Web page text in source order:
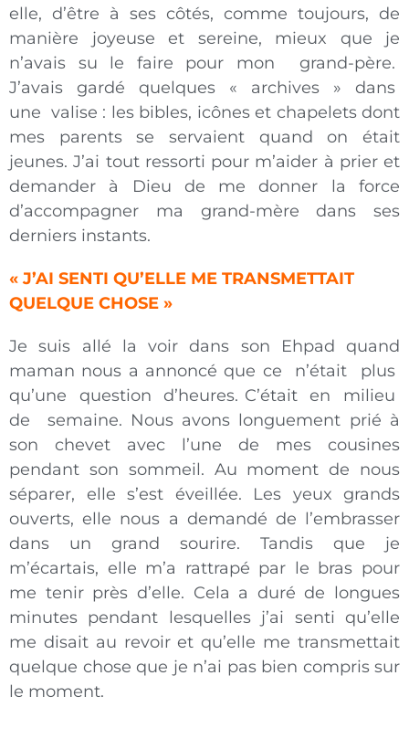
elle, d’être à ses côtés, comme toujours, de
manière joyeuse et sereine, mieux que je
n’avais su le faire pour mon grand-père.
J’avais gardé quelques « archives » dans
une valise : les bibles, icônes et chapelets dont
mes parents se servaient quand on était
jeunes. J’ai tout ressorti pour m’aider à prier et
demander à Dieu de me donner la force
d’accompagner ma grand-mère dans ses
derniers instants.
« J’AI SENTI QU’ELLE ME TRANSMETTAIT
QUELQUE CHOSE »
Je suis allé la voir dans son Ehpad quand
maman nous a annoncé que ce n’était plus
qu’une question d’heures. C’était en milieu
de semaine. Nous avons longuement prié à
son chevet avec l’une de mes cousines
pendant son sommeil. Au moment de nous
séparer, elle s’est éveillée. Les yeux grands
ouverts, elle nous a demandé de l’embrasser
dans un grand sourire. Tandis que je
m’écartais, elle m’a rattrapé par le bras pour
me tenir près d’elle. Cela a duré de longues
minutes pendant lesquelles j’ai senti qu’elle
me disait au revoir et qu’elle me transmettait
quelque chose que je n’ai pas bien compris sur
le moment.